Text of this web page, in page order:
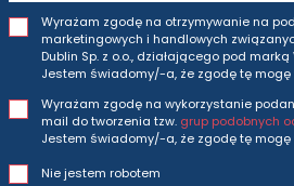
Wyrażam zgodę na otrzymywanie na
marketingowych i handlowych
Dublin Sp. z o.o., działającego pod
Jestem świadomy/-a, że zgodę tę
Wyrażam zgodę na wykorzystanie
mail do tworzenia tzw. grup podobnych
Jestem świadomy/-a, że zgodę tę
Nie jestem robotem